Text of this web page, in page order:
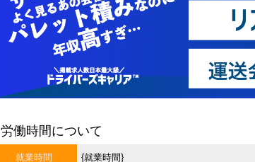
労働時間について
就業時間 {就業時間}